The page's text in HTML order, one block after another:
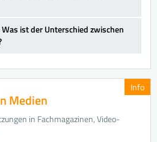
ist der Unterschied zwischen
Info
Medien
in Fachmagazinen, Video-